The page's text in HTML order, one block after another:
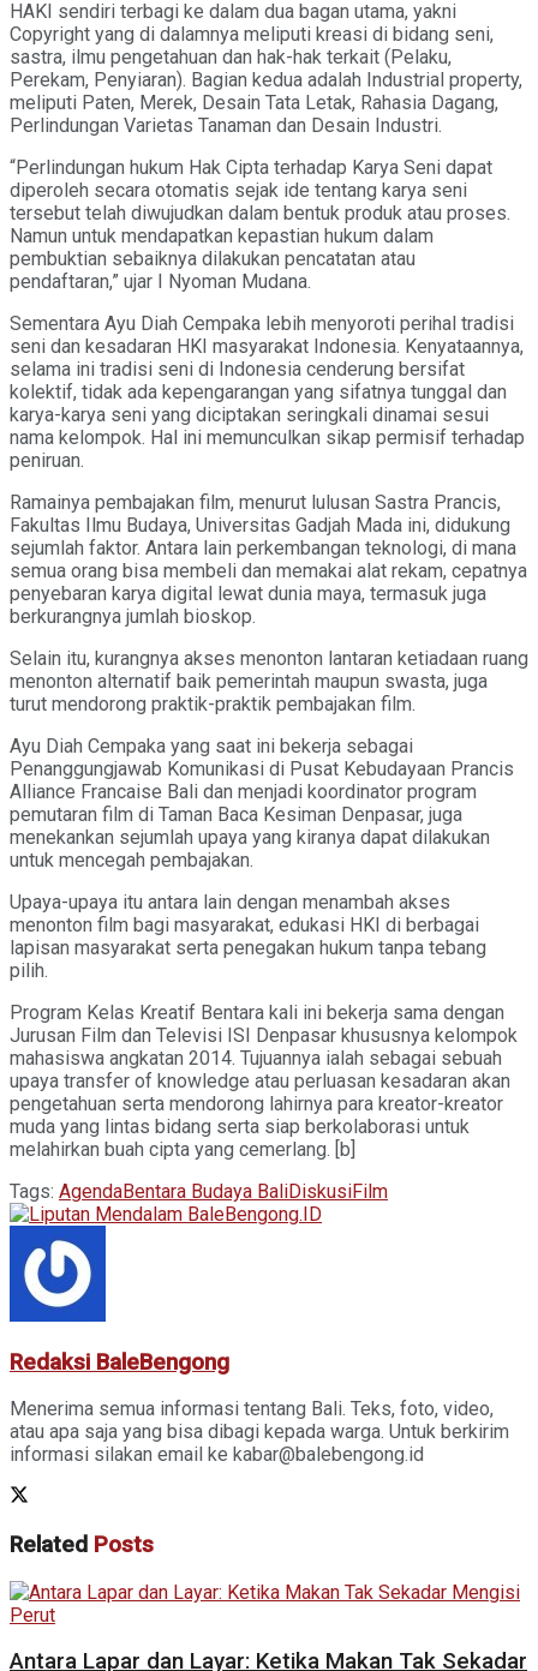
HAKI sendiri terbagi ke dalam dua bagan utama, yakni
Copyright yang di dalamnya meliputi kreasi di bidang seni,
sastra, ilmu pengetahuan dan hak-hak terkait (Pelaku,
Perekam, Penyiaran). Bagian kedua adalah Industrial property,
meliputi Paten, Merek, Desain Tata Letak, Rahasia Dagang,
Perlindungan Varietas Tanaman dan Desain Industri.
“Perlindungan hukum Hak Cipta terhadap Karya Seni dapat
diperoleh secara otomatis sejak ide tentang karya seni
tersebut telah diwujudkan dalam bentuk produk atau proses.
Namun untuk mendapatkan kepastian hukum dalam
pembuktian sebaiknya dilakukan pencatatan atau
pendaftaran,” ujar I Nyoman Mudana.
Sementara Ayu Diah Cempaka lebih menyoroti perihal tradisi
seni dan kesadaran HKI masyarakat Indonesia. Kenyataannya,
selama ini tradisi seni di Indonesia cenderung bersifat
kolektif, tidak ada kepengarangan yang sifatnya tunggal dan
karya-karya seni yang diciptakan seringkali dinamai sesui
nama kelompok. Hal ini memunculkan sikap permisif terhadap
peniruan.
Ramainya pembajakan film, menurut lulusan Sastra Prancis,
Fakultas Ilmu Budaya, Universitas Gadjah Mada ini, didukung
sejumlah faktor. Antara lain perkembangan teknologi, di mana
semua orang bisa membeli dan memakai alat rekam, cepatnya
penyebaran karya digital lewat dunia maya, termasuk juga
berkurangnya jumlah bioskop.
Selain itu, kurangnya akses menonton lantaran ketiadaan ruang
menonton alternatif baik pemerintah maupun swasta, juga
turut mendorong praktik-praktik pembajakan film.
Ayu Diah Cempaka yang saat ini bekerja sebagai
Penanggungjawab Komunikasi di Pusat Kebudayaan Prancis
Alliance Francaise Bali dan menjadi koordinator program
pemutaran film di Taman Baca Kesiman Denpasar, juga
menekankan sejumlah upaya yang kiranya dapat dilakukan
untuk mencegah pembajakan.
Upaya-upaya itu antara lain dengan menambah akses
menonton film bagi masyarakat, edukasi HKI di berbagai
lapisan masyarakat serta penegakan hukum tanpa tebang
pilih.
Program Kelas Kreatif Bentara kali ini bekerja sama dengan
Jurusan Film dan Televisi ISI Denpasar khususnya kelompok
mahasiswa angkatan 2014. Tujuannya ialah sebagai sebuah
upaya transfer of knowledge atau perluasan kesadaran akan
pengetahuan serta mendorong lahirnya para kreator-kreator
muda yang lintas bidang serta siap berkolaborasi untuk
melahirkan buah cipta yang cemerlang. [b]
Tags: AgendaBentara Budaya BaliDiskusiFilm
Redaksi BaleBengong
Menerima semua informasi tentang Bali. Teks, foto, video,
atau apa saja yang bisa dibagi kepada warga. Untuk berkirim
informasi silakan email ke kabar@balebengong.id
Related Posts
Antara Lapar dan Layar: Ketika Makan Tak Sekadar